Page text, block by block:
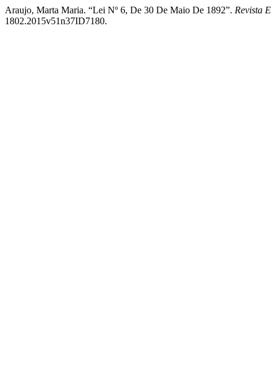
Araujo, Marta Maria. “Lei Nº 6, De 30 De Maio De 1892”. Revista
1802.2015v51n37ID7180.